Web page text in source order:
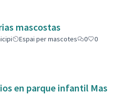
mascostas
Espai per mascotes 0
0
en parque infantil Mas